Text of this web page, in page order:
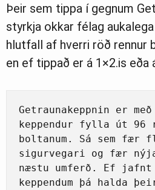
Þeir sem tippa í gegnum
styrkja okkar félag
hlutfall af hverri röð rennur
en ef tippað er á 1×2.is eða
Getraunakeppnin er
keppendur fylla út 96
boltanum. Sá sem
sigurvegari og fær
næstu umferð. Ef
keppendum þá halda